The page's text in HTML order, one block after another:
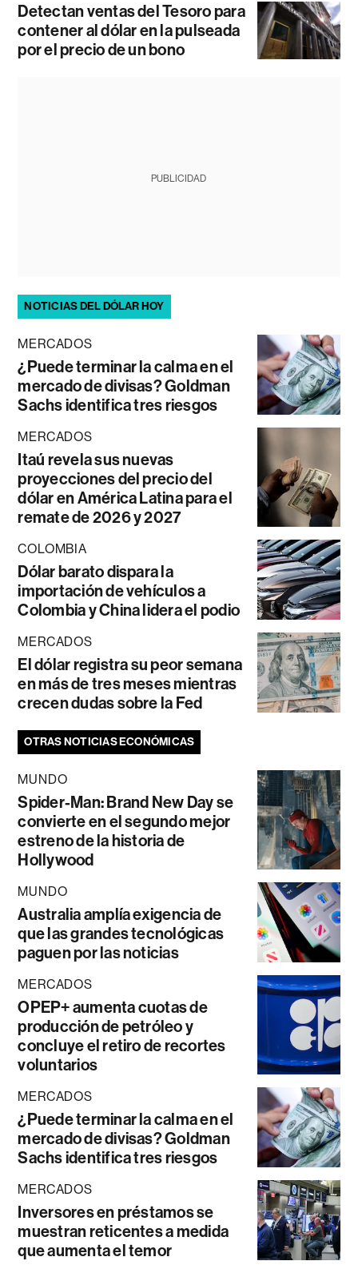
Detectan ventas del Tesoro para
contener al dólar en la pulseada
por el precio de un bono
PUBLICIDAD
NOTICIAS DEL DÓLAR HOY
MERCADOS
¿Puede terminar la calma en el
mercado de divisas? Goldman
Sachs identifica tres riesgos
MERCADOS
Itaú revela sus nuevas
proyecciones del precio del
dólar en América Latina para el
remate de 2026 y 2027
COLOMBIA
Dólar barato dispara la
importación de vehículos a
Colombia y China lidera el podio
MERCADOS
El dólar registra su peor semana
en más de tres meses mientras
crecen dudas sobre la Fed
OTRAS NOTICIAS ECONÓMICAS
MUNDO
Spider-Man: Brand New Day se
convierte en el segundo mejor
estreno de la historia de
Hollywood
MUNDO
Australia amplía exigencia de
que las grandes tecnológicas
paguen por las noticias
MERCADOS
OPEP+ aumenta cuotas de
producción de petróleo y
concluye el retiro de recortes
voluntarios
MERCADOS
¿Puede terminar la calma en el
mercado de divisas? Goldman
Sachs identifica tres riesgos
MERCADOS
Inversores en préstamos se
muestran reticentes a medida
que aumenta el temor